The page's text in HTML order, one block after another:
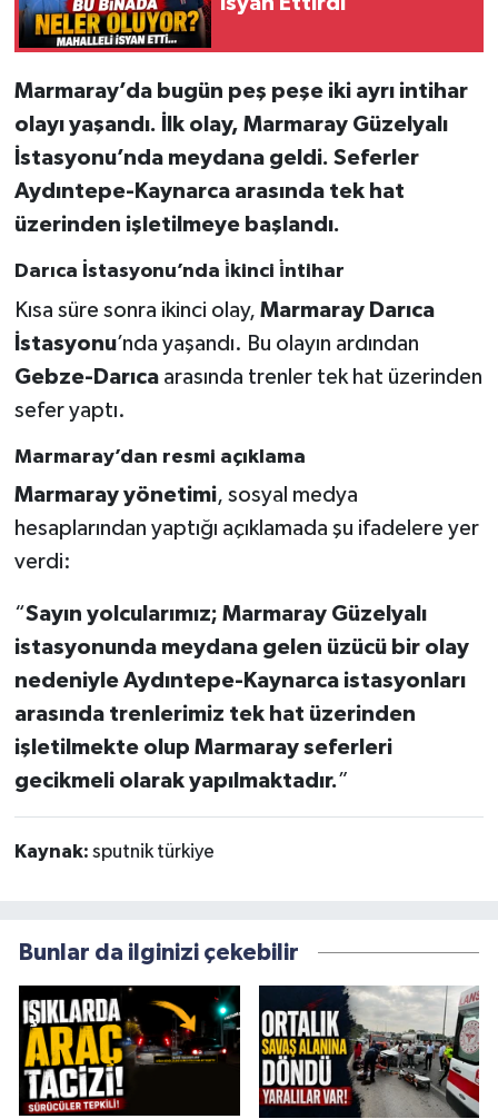
Marmaray’da bugün peş peşe iki ayrı intihar
olayı yaşandı. İlk olay, Marmaray Güzelyalı
İstasyonu’nda meydana geldi. Seferler
Aydıntepe-Kaynarca arasında tek hat
üzerinden işletilmeye başlandı.
Darıca İstasyonu’nda i̇kinci i̇ntihar
Kısa süre sonra ikinci olay, Marmaray Darıca
İstasyonu’nda yaşandı. Bu olayın ardından
Gebze-Darıcaarasında trenler tek hat üzerinden
sefer yaptı.
Marmaray’dan resmi açıklama
Marmaray yönetimi, sosyal medya
hesaplarından yaptığı açıklamada şu ifadelere yer
verdi:
“Sayın yolcularımız; Marmaray Güzelyalı
istasyonunda meydana gelen üzücü bir olay
nedeniyle Aydıntepe-Kaynarca istasyonları
arasında trenlerimiz tek hat üzerinden
işletilmekte olup Marmaray seferleri
gecikmeli olarak yapılmaktadır.”
Kaynak: sputnik türkiye
Bunlar da ilginizi çekebilir